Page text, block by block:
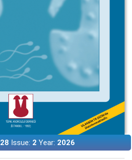
28Issue: 2 Year: 2026